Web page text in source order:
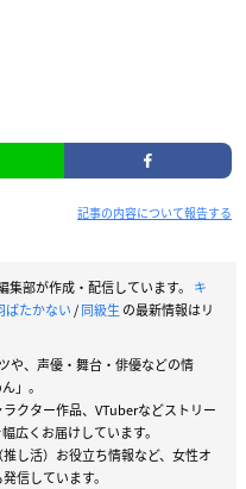
記事の内容について報告する
集部が作成・配信しています。 キ
ばたかない/同級生 の最新情報はリ
や、声優・舞台・俳優などの情
」。
クター作品、VTuberなどストリー
広くお届けしています。
し活）お役立ち情報など、女性オ
信しています。